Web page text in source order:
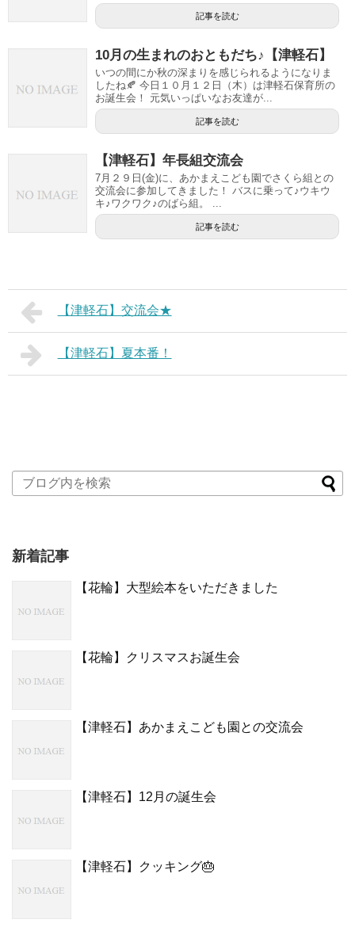
記事を読む
10月の生まれのおともだち♪【津軽石】
いつの間にか秋の深まりを感じられるようになりま
したね🍂 今日１０月１２日（木）は津軽石保育所の
お誕生会！ 元気いっぱいなお友達が...
記事を読む
【津軽石】年長組交流会
7月２９日(金)に、あかまえこども園でさくら組との
交流会に参加してきました！ バスに乗って♪ウキウ
キ♪ワクワク♪のばら組。 ...
記事を読む
【津軽石】交流会★
【津軽石】夏本番！
新着記事
【花輪】大型絵本をいただきました
【花輪】クリスマスお誕生会
【津軽石】あかまえこども園との交流会
【津軽石】12月の誕生会
【津軽石】クッキング🎂